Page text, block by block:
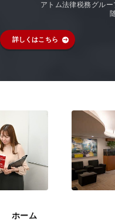
アトム法律税務グル
詳しくはこちら
ホーム